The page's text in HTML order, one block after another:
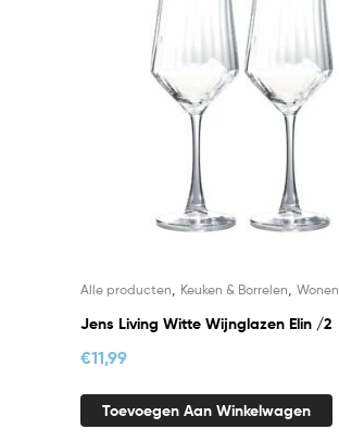
Alle producten, Keuken & Borrelen, Wonen
Jens Living Witte Wijnglazen Elin /2
€11,99
Toevoegen Aan Winkelwagen